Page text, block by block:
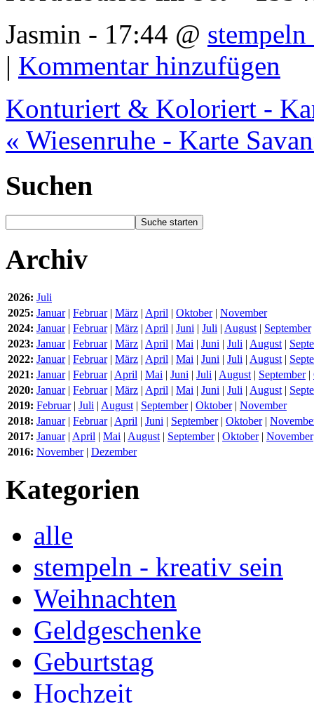
Jasmin - 17:44 @
| Kommentar hinzufügen
Konturiert & Koloriert -
« Wiesenruhe - Karte
Suchen
Archiv
2026: Juli
2025: Januar| Februar| März | April | Oktober| November
2024: Januar| Februar| März | April | Juni | Juli | August | September
2023: Januar| Februar| März | April | Mai | Juni | Juli | August |
2022: Januar| Februar| März | April | Mai | Juni | Juli | August |
2021: Januar| Februar| April | Mai | Juni | Juli | August | September|
2020: Januar| Februar| März | April | Mai | Juni | Juli | August |
2019: Februar| Juli | August | September| Oktober| November
2018: Januar| Februar| April | Juni | September| Oktober|
2017: Januar| April | Mai | August | September| Oktober| November
2016: November| Dezember
Kategorien
alle
stempeln - kreativ sein
Weihnachten
Geldgeschenke
Geburtstag
Hochzeit